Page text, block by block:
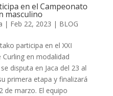
en el Campeonato
masculino
| Feb 22, 2023 | BLOG
participa en el XXI
en modalidad
disputa en Jaca del 23 al
primera etapa y finalizará
de marzo. El equipo